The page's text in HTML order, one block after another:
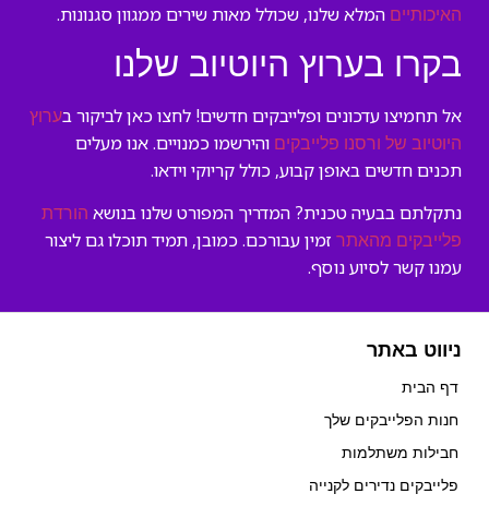
האיכותיים המלא שלנו, שכולל מאות שירים ממגוון סגנונות.
בקרו בערוץ היוטיוב שלנו
אל תחמיצו עדכונים ופלייבקים חדשים! לחצו כאן לביקור בערוץ
היוטיוב של ורסנו פלייבקים והירשמו כמנויים. אנו מעלים
תכנים חדשים באופן קבוע, כולל קריוקי וידאו.
נתקלתם בבעיה טכנית? המדריך המפורט שלנו בנושא הורדת
פלייבקים מהאתר זמין עבורכם. כמובן, תמיד תוכלו גם ליצור
עמנו קשר לסיוע נוסף.
ניווט באתר
דף הבית
חנות הפלייבקים שלך
חבילות משתלמות
פלייבקים נדירים לקנייה